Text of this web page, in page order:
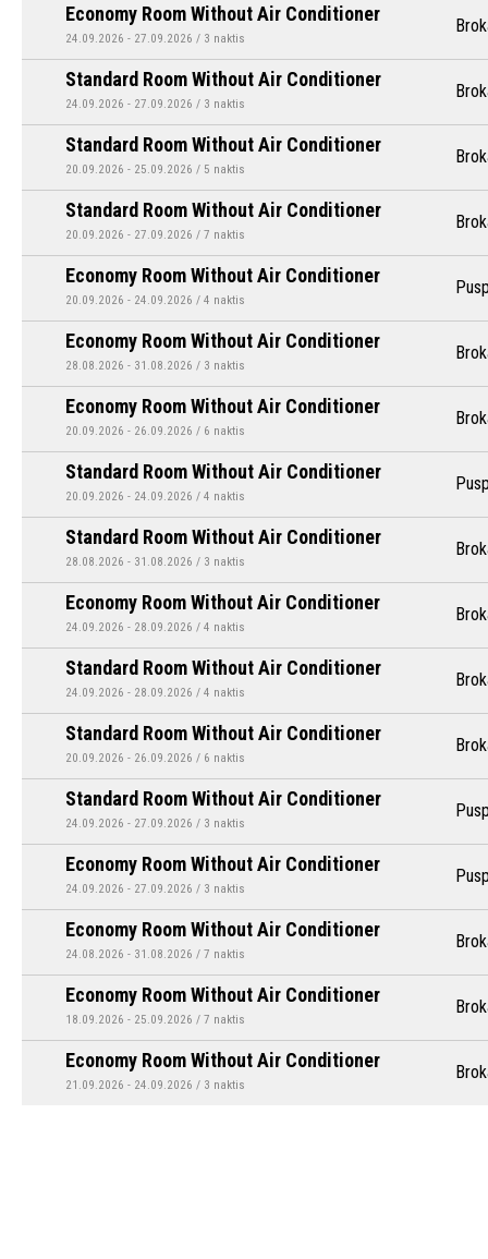
Economy Room Without Air Conditioner
24.09.2026 - 27.09.2026 / 3 naktis
Standard Room Without Air Conditioner
24.09.2026 - 27.09.2026 / 3 naktis
Standard Room Without Air Conditioner
20.09.2026 - 25.09.2026 / 5 naktis
Standard Room Without Air Conditioner
20.09.2026 - 27.09.2026 / 7 naktis
Economy Room Without Air Conditioner
20.09.2026 - 24.09.2026 / 4 naktis
Economy Room Without Air Conditioner
28.08.2026 - 31.08.2026 / 3 naktis
Economy Room Without Air Conditioner
20.09.2026 - 26.09.2026 / 6 naktis
Standard Room Without Air Conditioner
20.09.2026 - 24.09.2026 / 4 naktis
Standard Room Without Air Conditioner
28.08.2026 - 31.08.2026 / 3 naktis
Economy Room Without Air Conditioner
24.09.2026 - 28.09.2026 / 4 naktis
Standard Room Without Air Conditioner
24.09.2026 - 28.09.2026 / 4 naktis
Standard Room Without Air Conditioner
20.09.2026 - 26.09.2026 / 6 naktis
Standard Room Without Air Conditioner
24.09.2026 - 27.09.2026 / 3 naktis
Economy Room Without Air Conditioner
24.09.2026 - 27.09.2026 / 3 naktis
Economy Room Without Air Conditioner
24.08.2026 - 31.08.2026 / 7 naktis
Economy Room Without Air Conditioner
18.09.2026 - 25.09.2026 / 7 naktis
Economy Room Without Air Conditioner
21.09.2026 - 24.09.2026 / 3 naktis